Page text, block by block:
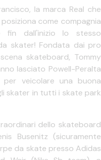
la marca Real che
come compagnia
fin dall'inizio lo stesso
skater! Fondata dai pro
skateboard, Tommy
lasciato Powell-Peralta
veicolare una buona
skater in tutti i skate park
dello skateboard
Busenitz (sicuramente
da skate presso Adidas